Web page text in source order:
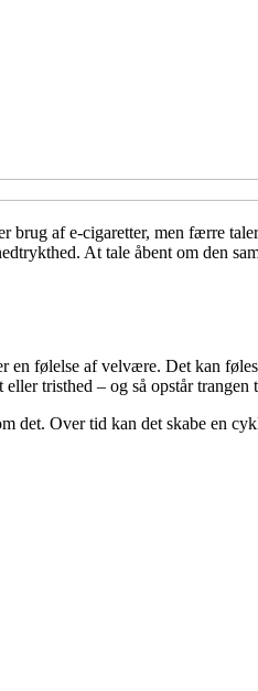
af e-cigaretter, men færre
At tale åbent om den
følelse af velvære. Det kan
tristhed – og så opstår trangen
det. Over tid kan det skabe en